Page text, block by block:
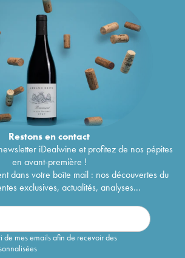
Restons encontact
iDealwine et profitez de nos pépites
en avant-première !
dans votre boîte mail : nos découvertes du
exclusives, actualités, analyses...
de mes emails afin de recevoir des